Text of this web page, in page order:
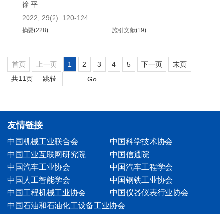
徐 平
2022, 29(2): 120-124.
摘要(228) 施引文献(19)
首页 上一页 1 2 3 4 5 下一页
末页
共11页
跳转 Go
友情链接
中国机械工业联合会
中国科学技术协会
中国工业互联网研究院
中国信通院
中国汽车工业协会
中国汽车工程学会
中国人工智能学会
中国钢铁工业协会
中国工程机械工业协会
中国仪器仪表行业协会
中国石油和石油化工设备工业协会